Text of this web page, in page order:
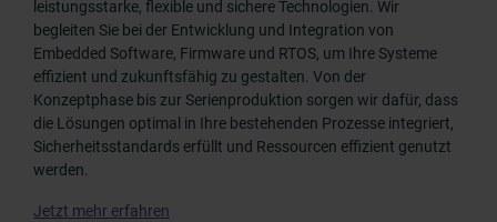
leistungsstarke, flexible und sichere Technologien. Wir
begleiten Sie bei der Entwicklung und Integration von
Embedded Software, Firmware und RTOS, um Ihre Systeme
effizient und zukunftsfähig zu gestalten. Von der
Konzeptphase bis zur Serienproduktion sorgen wir dafür, dass
die Lösungen optimal in Ihre bestehenden Prozesse integriert,
Sicherheitsstandards erfüllt und Ressourcen effizient genutzt
werden.
Jetzt mehr erfahren